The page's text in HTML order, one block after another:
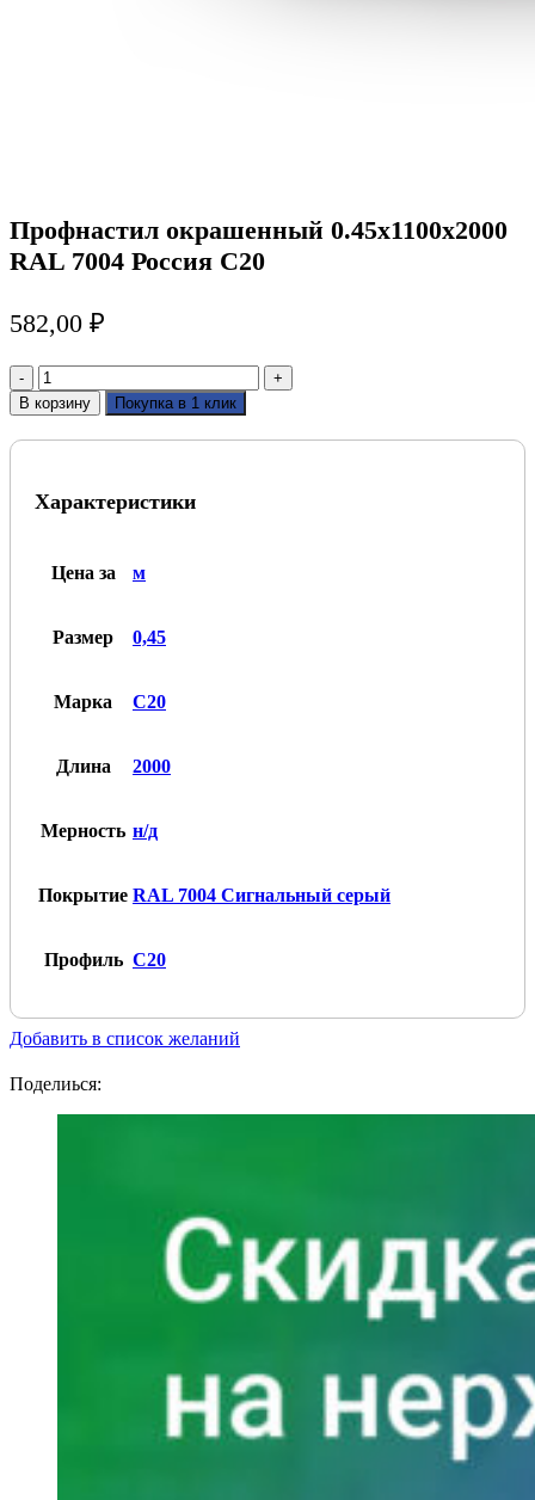
Профнастил окрашенный 0.45х1100х2000
RAL 7004 Россия С20
582,00 ₽
Количество
товара
Профнастил
окрашенный
7004
В корзину Покупка в 1 клик
Характеристики
Цена за м
Размер 0,45
Марка С20
Длина 2000
Мерность н/д
Покрытие RAL 7004 Сигнальный серый
Профиль С20
Добавить в список желаний
Поделиься: